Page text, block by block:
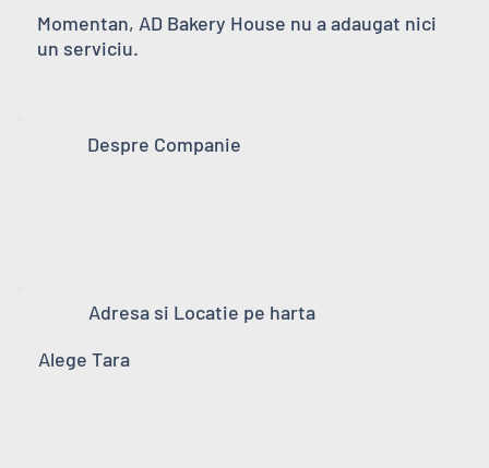
Momentan, AD Bakery House nu a adaugat nici
un serviciu.
Despre Companie
Adresa si Locatie pe harta
Alege Tara